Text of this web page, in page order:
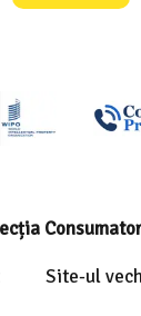
Site-ul